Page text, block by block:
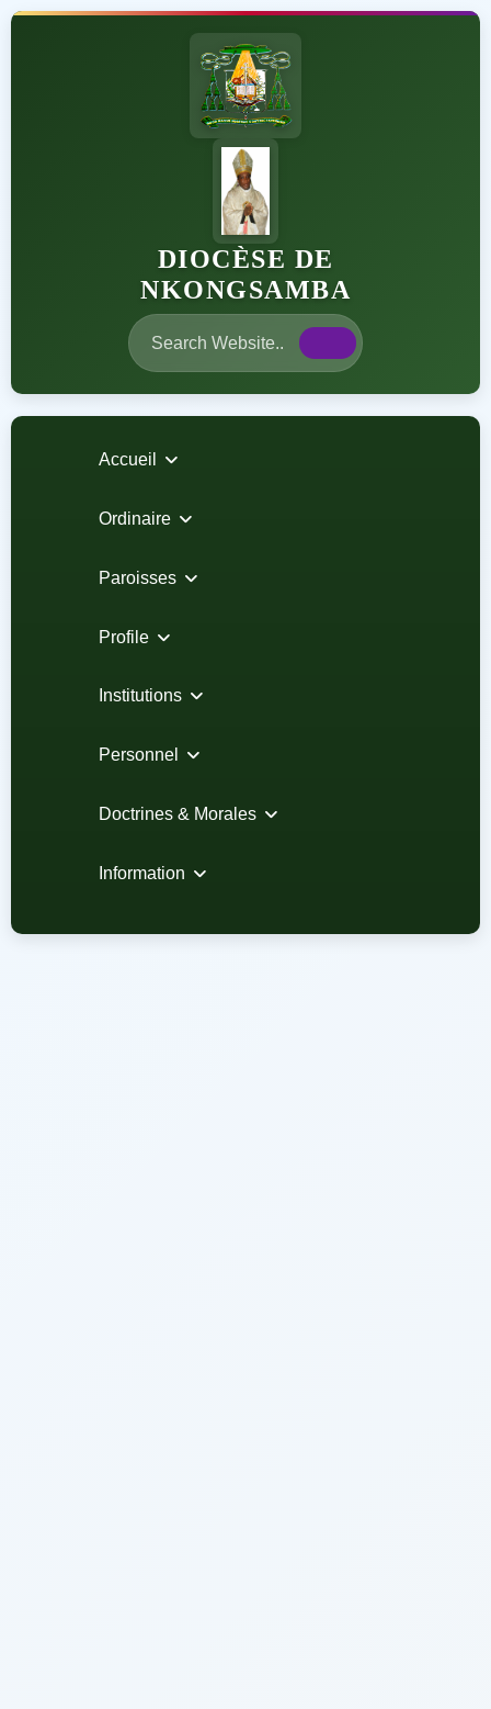
DIOCÈSE DE
NKONGSAMBA
Accueil
Ordinaire
Paroisses
Profile
Institutions
Personnel
Doctrines & Morales
Information